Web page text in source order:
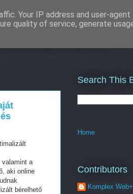
felmérés
valamint a
aki online
bérelhető
Search This
Home
Contributors
Komplex Web+
Your IP address and user-agent
quality of service, generate